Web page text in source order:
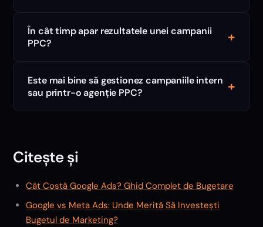
În cât timp apar rezultatele unei campanii
PPC?
+
Este mai bine să gestionez campaniile intern
sau printr-o agenție PPC?
+
Citește și
Cât Costă Google Ads? Ghid Complet de Bugetare
Google vs Meta Ads: Unde Merită Să Investești
Bugetul de Marketing?